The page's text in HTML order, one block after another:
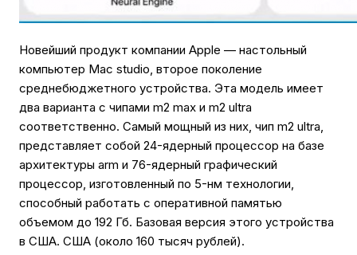
Новейший продукт компании Apple — настольный
компьютер Mac studio, второе поколение
среднебюджетного устройства. Эта модель имеет
два варианта с чипами m2 max и m2 ultra
соответственно. Самый мощный из них, чип m2 ultra,
представляет собой 24-ядерный процессор на базе
архитектуры arm и 76-ядерный графический
процессор, изготовленный по 5-нм технологии,
способный работать с оперативной памятью
объемом до 192 Гб. Базовая версия этого устройства
в США. США (около 160 тысяч рублей).